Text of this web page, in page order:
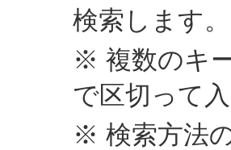
検索します。
※ 複数のキ
で区切って
※ 検索方法